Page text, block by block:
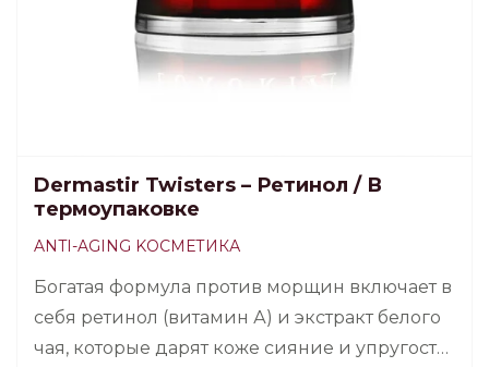
Dermastir Twisters – Ретинол / В
термоупаковке
ANTI-AGING KОСМЕТИКА
Богатая формула против морщин включает в
себя ретинол (витамин А) и экстракт белого
чая, которые дарят коже сияние и упругость,